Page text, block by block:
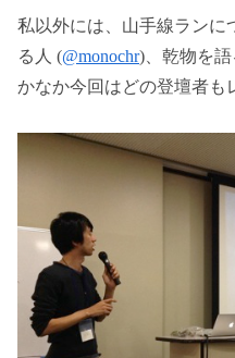
私以外には、山手線ランに
る人 (@monochr)、乾物を
かなか今回はどの登壇者も